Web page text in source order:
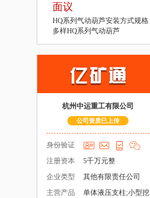
面议
HQ系列气动葫芦安装方式规格
多样HQ系列气动葫芦
杭州中运重工有限公司
公司资质已上传
身份验证
注册资本 5千万元整
企业类型 其他有限责任公司
主营产品
单体液压支柱;小型挖